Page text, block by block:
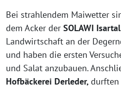
Bei strahlendem Maiwetter
dem Acker der SOLAWI
Landwirtschaft an der
und haben die ersten
und Salat anzubauen.
Hofbäckerei Derleder,